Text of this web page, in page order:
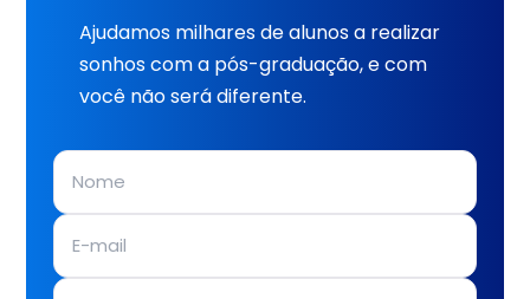
Ajudamos milhares de alunos a realizar
sonhos com a pós-graduação, e com
você não será diferente.